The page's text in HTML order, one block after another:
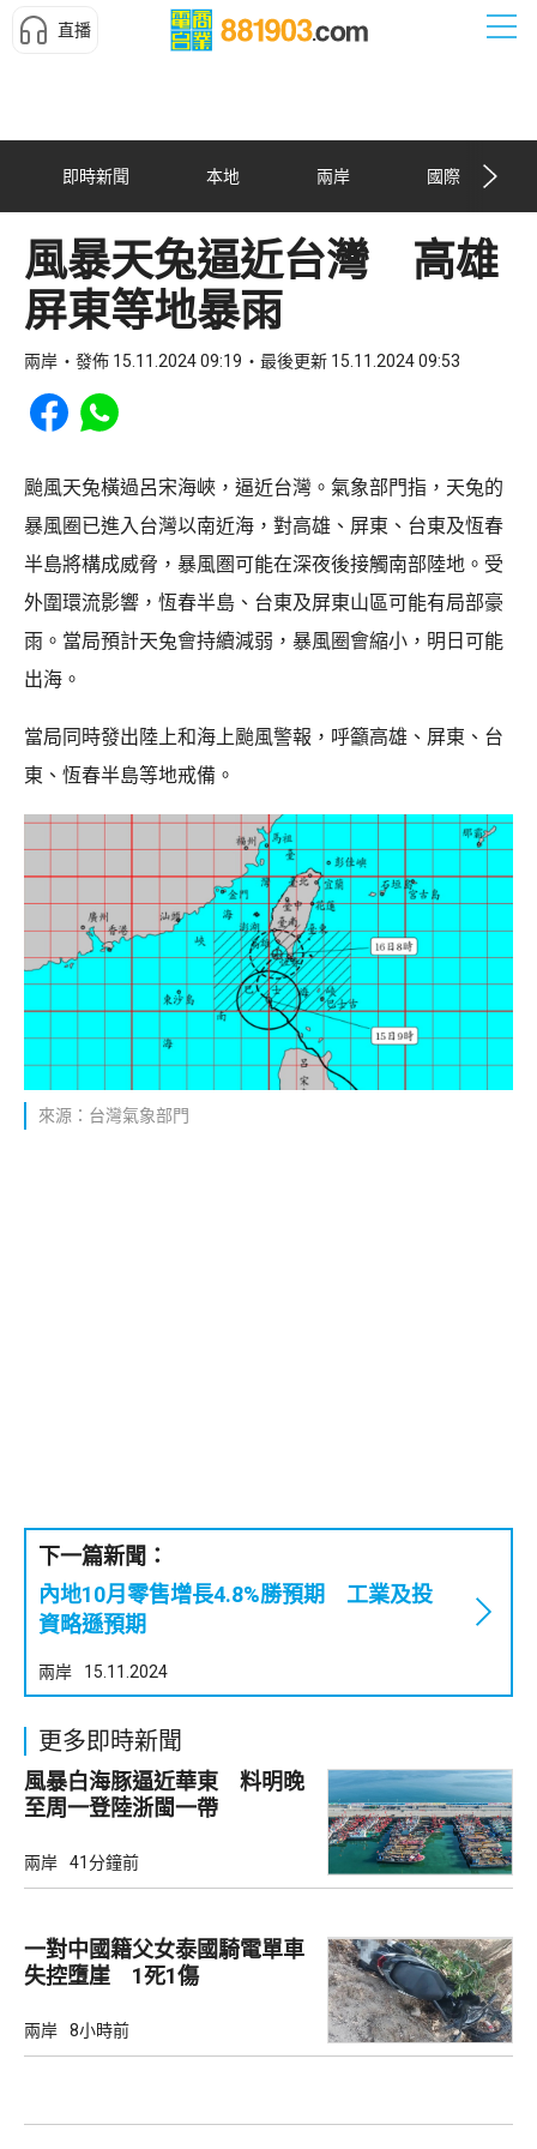
直播
即時新聞 本地 兩岸 國際
風暴天兔逼近台灣 高雄
屏東等地暴雨
兩岸 發佈 15.11.2024 09:19 最後更新 15.11.2024 09:53
Share to Facebook
Share to WhatsApp
颱風天兔橫過呂宋海峽，逼近台灣。氣象部門指，天兔的
暴風圈已進入台灣以南近海，對高雄、屏東、台東及恆春
半島將構成威脅，暴風圏可能在深夜後接觸南部陸地。受
外圍環流影響，恆春半島、台東及屏東山區可能有局部豪
雨。當局預計天兔會持續減弱，暴風圈會縮小，明日可能
出海。
當局同時發出陸上和海上颱風警報，呼籲高雄、屏東、台
東、恆春半島等地戒備。
來源：台灣氣象部門
下一篇新聞：
內地10月零售增長4.8%勝預期 工業及投
資略遜預期
兩岸 15.11.2024
更多即時新聞
風暴白海豚逼近華東 料明晚
至周一登陸浙閩一帶
兩岸 41分鐘前
一對中國籍父女泰國騎電單車
失控墮崖 1死1傷
兩岸 8小時前